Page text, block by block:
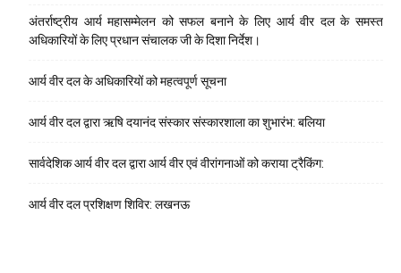
अंतर्राष्ट्रीय आर्य महासम्मेलन को सफल बनाने के लिए आर्य वीर दल के समस्त
अधिकारियों के लिए प्रधान संचालक जी के दिशा निर्देश।
आर्य वीर दल के अधिकारियों को महत्वपूर्ण सूचना
आर्य वीर दल द्वारा ऋषि दयानंद संस्कार संस्कारशाला का शुभारंभ: बलिया
सार्वदेशिक आर्य वीर दल द्वारा आर्य वीर एवं वीरांगनाओं को कराया ट्रैकिंग:
आर्य वीर दल प्रशिक्षण शिविर: लखनऊ